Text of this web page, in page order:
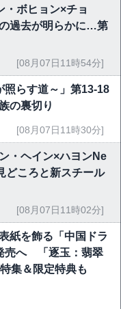
・ボヒョン×チョ
過去が明らかに…第
[08月07日11時54分]
照らす道～」第13-18
の裏切り
[08月07日11時30分]
・ヘイン×ハヨンNe
どころと新スチール
[08月07日11時02分]
紙を飾る「中国ドラ
売へ 「逐玉：翡翠
集＆限定特典も